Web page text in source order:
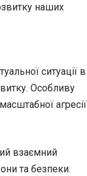
наших
ситуації в
Особливу
агресії
взаємний
та безпеки.